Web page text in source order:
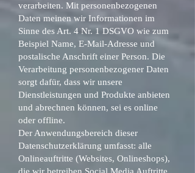
verarbeiten. Mit personenbezogenen
Daten meinen wir Informationen im
Sinne des Art. 4 Nr. 1 DSGVO wie zum
Beispiel Name, E-Mail-Adresse und
postalische Anschrift einer Person. Die
Verarbeitung personenbezogener Daten
sorgt dafür, dass wir unsere
Dienstleistungen und Produkte anbieten
und abrechnen können, sei es online
oder offline.
Der Anwendungsbereich dieser
Datenschutzerklärung umfasst: alle
Onlineauftritte (Websites, Onlineshops),